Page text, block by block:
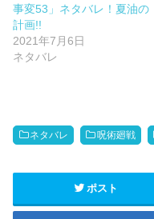
事変53」ネタバレ！夏油の
計画!!
2021年7月6日
ネタバレ
ネタバレ 呪術廻戦
ポスト